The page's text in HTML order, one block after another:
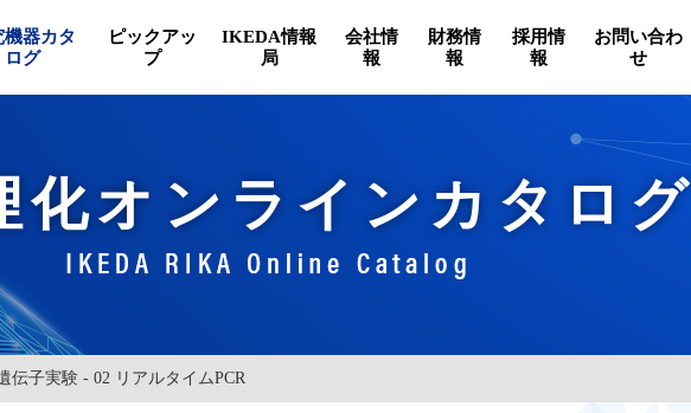
機器カタ
ログ
ピックアッ
プ
IKEDA情報
局
会社情
報
財務情
報
採用情
報
お問い合わ
せ
化オンラインカタログ
伝子実験 - 02 リアルタイムPCR